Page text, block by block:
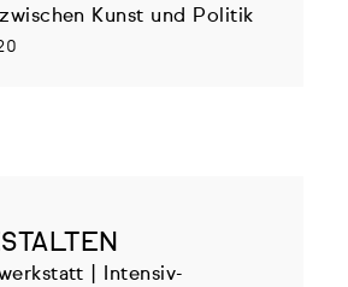
Kunst und Politik
| Intensiv-